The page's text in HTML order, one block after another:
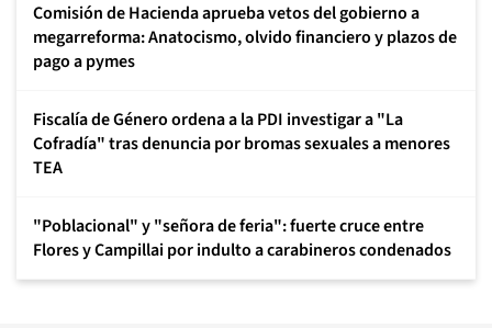
Comisión de Hacienda aprueba vetos del gobierno a
megarreforma: Anatocismo, olvido financiero y plazos de
pago a pymes
Fiscalía de Género ordena a la PDI investigar a "La
Cofradía" tras denuncia por bromas sexuales a menores
TEA
"Poblacional" y "señora de feria": fuerte cruce entre
Flores y Campillai por indulto a carabineros condenados